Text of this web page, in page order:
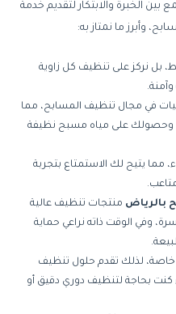
بين الخبرة والابتكار لتقديم خدمة
وأبرز ما نمتاز به:
بل نركز على تنظيف كل زاوية
في مجال تنظيف المسابح، مما
على مياه مسبح نظيفة
مما يتيح لك الاستمتاع بتجربة
بالرياض منتجات تنظيف عالية
وفي الوقت ذاته نراعي حماية
لذلك تقدم حلول تنظيف
بحاجة لتنظيف دوري دقيق أو